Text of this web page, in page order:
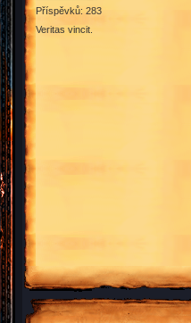
Příspěvků: 283
Veritas vincit.